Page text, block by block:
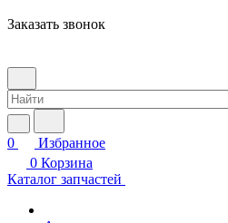
Заказать звонок
0
Избранное
0 Корзина
Каталог запчастей